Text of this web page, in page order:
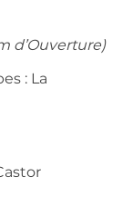
d’Ouverture)
: La